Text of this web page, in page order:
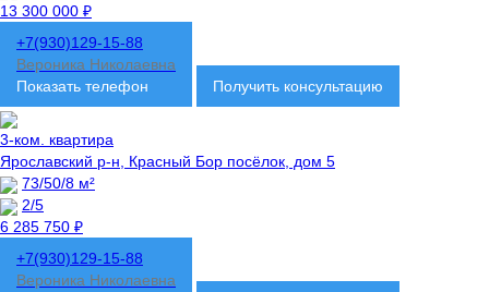
13 300 000 ₽
+7(930)129-15-88
Вероника Николаевна
Показать телефон
Получить консультацию
3-ком. квартира
Ярославский р-н, Красный Бор посёлок, дом 5
73/50/8 м²
2/5
6 285 750 ₽
+7(930)129-15-88
Вероника Николаевна